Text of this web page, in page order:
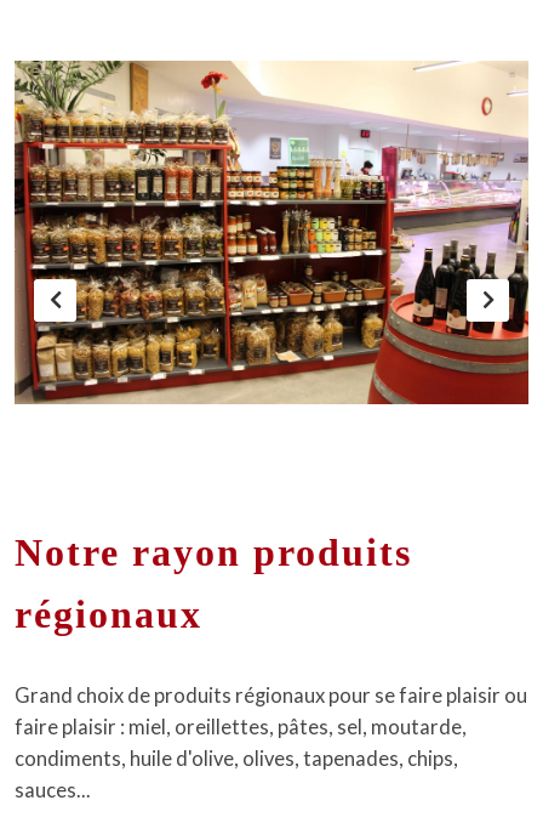
Notre rayon produits
régionaux
Grand choix de produits régionaux pour se faire plaisir ou
faire plaisir : miel, oreillettes, pâtes, sel, moutarde,
condiments, huile d'olive, olives, tapenades, chips,
sauces...